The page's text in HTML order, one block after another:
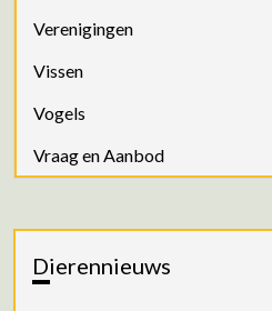
Verenigingen
Vissen
Vogels
Vraag en Aanbod
Dierennieuws